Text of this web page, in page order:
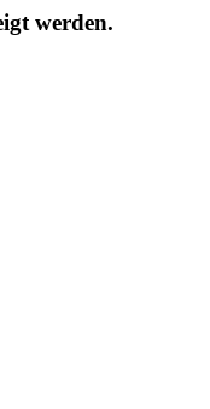
werden.